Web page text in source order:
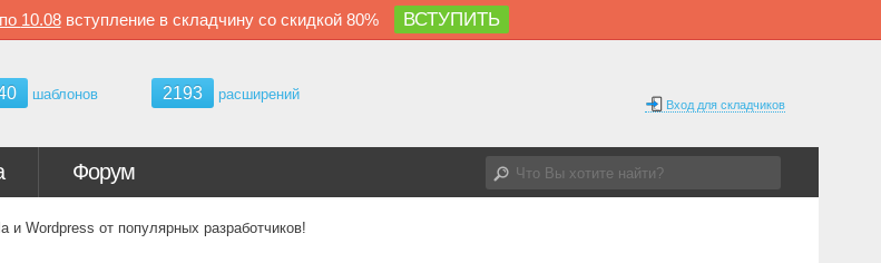
10.08вступление в складчину со скидкой 80% ВСТУПИТЬ
шаблонов 2193 расширений
Вход для складчиков
Форум
Wordpress от популярных разработчиков!